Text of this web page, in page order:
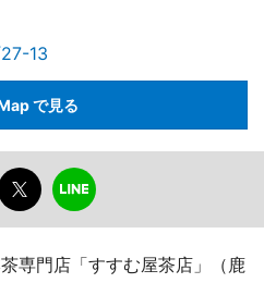
13
で見る
専門店「すすむ屋茶店」（鹿